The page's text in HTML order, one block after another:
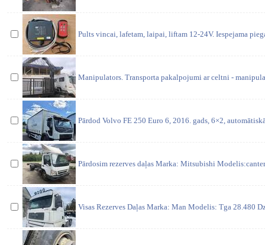
Pults vincai, lafetam, laipai, liftam 12-24V. Iespejama
Manipulators. Transporta pakalpojumi ar celtni -
Pārdod Volvo FE 250 Euro 6, 2016. gads, 6×2,
Pārdosim rezerves daļas Marka: Mitsubishi
Visas Rezerves Daļas Marka: Man Modelis: Tga 28.480